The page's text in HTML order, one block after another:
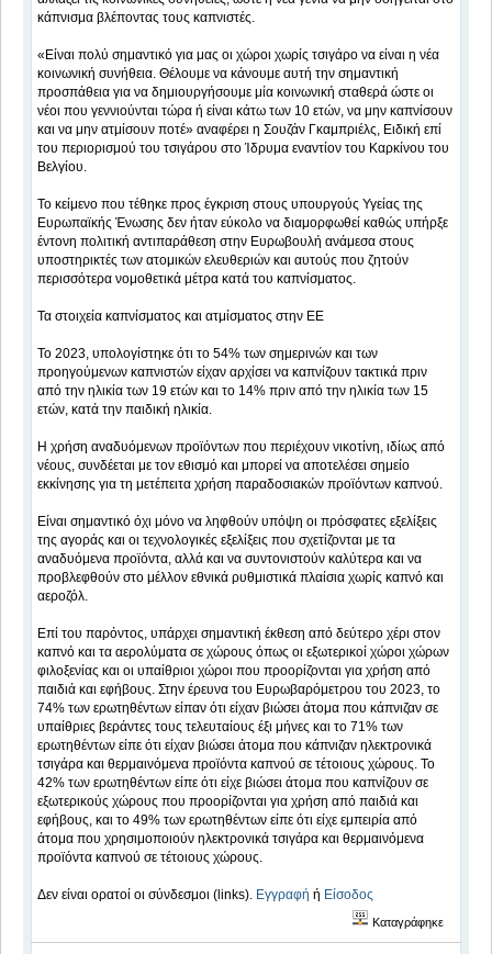
κάπνισμα βλέποντας τους καπνιστές.
«Είναι πολύ σημαντικό για μας οι χώροι χωρίς τσιγάρο να είναι η νέα
κοινωνική συνήθεια. Θέλουμε να κάνουμε αυτή την σημαντική
προσπάθεια για να δημιουργήσουμε μία κοινωνική σταθερά ώστε οι
νέοι που γεννιούνται τώρα ή είναι κάτω των 10 ετών, να μην καπνίσουν
και να μην ατμίσουν ποτέ» αναφέρει η Σουζάν Γκαμπριέλς, Ειδική επί
του περιορισμού του τσιγάρου στο Ίδρυμα εναντίον του Καρκίνου του
Βελγίου.
Το κείμενο που τέθηκε προς έγκριση στους υπουργούς Υγείας της
Ευρωπαϊκής Ένωσης δεν ήταν εύκολο να διαμορφωθεί καθώς υπήρξε
έντονη πολιτική αντιπαράθεση στην Ευρωβουλή ανάμεσα στους
υποστηρικτές των ατομικών ελευθεριών και αυτούς που ζητούν
περισσότερα νομοθετικά μέτρα κατά του καπνίσματος.
Τα στοιχεία καπνίσματος και ατμίσματος στην ΕΕ
Το 2023, υπολογίστηκε ότι το 54% των σημερινών και των
προηγούμενων καπνιστών είχαν αρχίσει να καπνίζουν τακτικά πριν
από την ηλικία των 19 ετών και το 14% πριν από την ηλικία των 15
ετών, κατά την παιδική ηλικία.
Η χρήση αναδυόμενων προϊόντων που περιέχουν νικοτίνη, ιδίως από
νέους, συνδέεται με τον εθισμό και μπορεί να αποτελέσει σημείο
εκκίνησης για τη μετέπειτα χρήση παραδοσιακών προϊόντων καπνού.
Είναι σημαντικό όχι μόνο να ληφθούν υπόψη οι πρόσφατες εξελίξεις
της αγοράς και οι τεχνολογικές εξελίξεις που σχετίζονται με τα
αναδυόμενα προϊόντα, αλλά και να συντονιστούν καλύτερα και να
προβλεφθούν στο μέλλον εθνικά ρυθμιστικά πλαίσια χωρίς καπνό και
αεροζόλ.
Επί του παρόντος, υπάρχει σημαντική έκθεση από δεύτερο χέρι στον
καπνό και τα αερολύματα σε χώρους όπως οι εξωτερικοί χώροι χώρων
φιλοξενίας και οι υπαίθριοι χώροι που προορίζονται για χρήση από
παιδιά και εφήβους. Στην έρευνα του Ευρωβαρόμετρου του 2023, το
74% των ερωτηθέντων είπαν ότι είχαν βιώσει άτομα που κάπνιζαν σε
υπαίθριες βεράντες τους τελευταίους έξι μήνες και το 71% των
ερωτηθέντων είπε ότι είχαν βιώσει άτομα που κάπνιζαν ηλεκτρονικά
τσιγάρα και θερμαινόμενα προϊόντα καπνού σε τέτοιους χώρους. Το
42% των ερωτηθέντων είπε ότι είχε βιώσει άτομα που καπνίζουν σε
εξωτερικούς χώρους που προορίζονται για χρήση από παιδιά και
εφήβους, και το 49% των ερωτηθέντων είπε ότι είχε εμπειρία από
άτομα που χρησιμοποιούν ηλεκτρονικά τσιγάρα και θερμαινόμενα
προϊόντα καπνού σε τέτοιους χώρους.
Δεν είναι ορατοί οι σύνδεσμοι (links). Εγγραφή ή Είσοδος
Καταγράφηκε